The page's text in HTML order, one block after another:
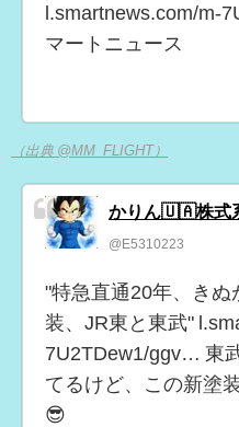
l.smartnews.com/m-
マートニュース
（出典 @MM_FLIGHT）
かりん🇺🇦株式
@E5310223
"特急直通20年、きぬ
装、JR東と東武"
7U2TDew1/ggv… 東
てるけど、この新塗
😎